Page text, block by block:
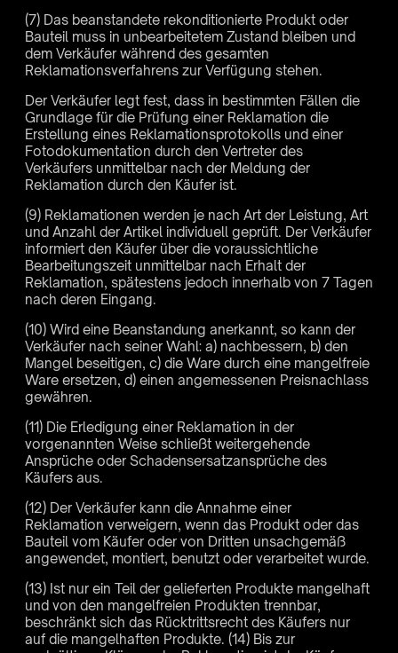
(7) Das beanstandete rekonditionierte Produkt oder
Bauteil muss in unbearbeitetem Zustand bleiben und
dem Verkäufer während des gesamten
Reklamationsverfahrens zur Verfügung stehen.
Der Verkäufer legt fest, dass in bestimmten Fällen die
Grundlage für die Prüfung einer Reklamation die
Erstellung eines Reklamationsprotokolls und einer
Fotodokumentation durch den Vertreter des
Verkäufers unmittelbar nach der Meldung der
Reklamation durch den Käufer ist.
(9) Reklamationen werden je nach Art der Leistung, Art
und Anzahl der Artikel individuell geprüft. Der Verkäufer
informiert den Käufer über die voraussichtliche
Bearbeitungszeit unmittelbar nach Erhalt der
Reklamation, spätestens jedoch innerhalb von 7 Tagen
nach deren Eingang.
(10) Wird eine Beanstandung anerkannt, so kann der
Verkäufer nach seiner Wahl: a) nachbessern, b) den
Mangel beseitigen, c) die Ware durch eine mangelfreie
Ware ersetzen, d) einen angemessenen Preisnachlass
gewähren.
(11) Die Erledigung einer Reklamation in der
vorgenannten Weise schließt weitergehende
Ansprüche oder Schadensersatzansprüche des
Käufers aus.
(12) Der Verkäufer kann die Annahme einer
Reklamation verweigern, wenn das Produkt oder das
Bauteil vom Käufer oder von Dritten unsachgemäß
angewendet, montiert, benutzt oder verarbeitet wurde.
(13) Ist nur ein Teil der gelieferten Produkte mangelhaft
und von den mangelfreien Produkten trennbar,
beschränkt sich das Rücktrittsrecht des Käufers nur
auf die mangelhaften Produkte. (14) Bis zur